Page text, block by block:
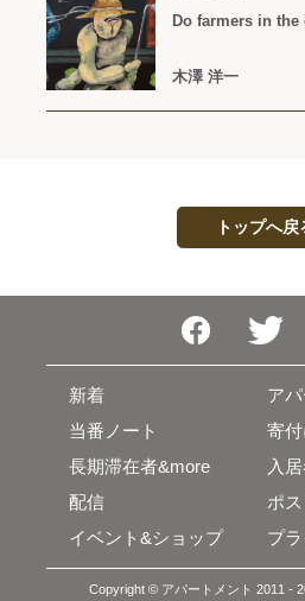
Do farmers in the
木澤 洋一
トップへ戻
新着
当番ノート
長期滞在者&more
配信
イベント&ショップ
ア
寄
入
ポス
プ
Copyright © アパートメント 2011 -